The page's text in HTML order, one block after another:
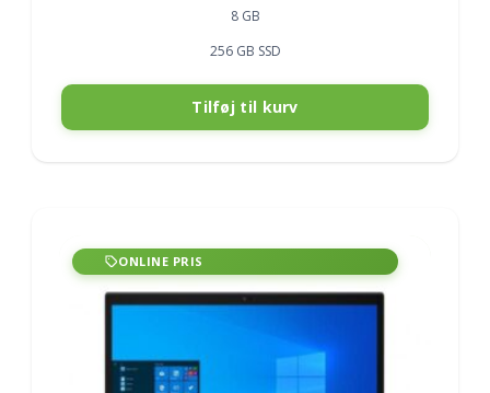
8 GB
256 GB SSD
Tilføj til kurv
ONLINE PRIS